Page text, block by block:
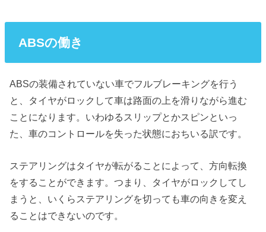
ABSの働き
ABSの装備されていない車でフルブレーキングを行う
と、タイヤがロックして車は路面の上を滑りながら進む
ことになります。いわゆるスリップとかスピンといっ
た、車のコントロールを失った状態におちいる訳です。
ステアリングはタイヤが転がることによって、方向転換
をすることができます。つまり、タイヤがロックしてし
まうと、いくらステアリングを切っても車の向きを変え
ることはできないのです。